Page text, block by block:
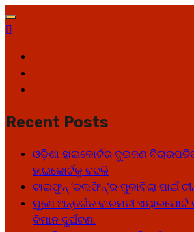
Skip
to
Recent Posts
ଓଡ଼ିଶା ହାଇକୋର୍ଟର ଦୁଇଜଣ
ହାଇକୋର୍ଟକୁ ବଦଳି
ଟାଇଫୁନ୍ ‘ଡଲଫିନ୍’ର ମୁକାବିଲା ପାଇଁ
ପୁଣେ ଅନ୍ତର୍ଗତ ବାରମତୀ
ବିମାନ ଦୁର୍ଘଟଣା